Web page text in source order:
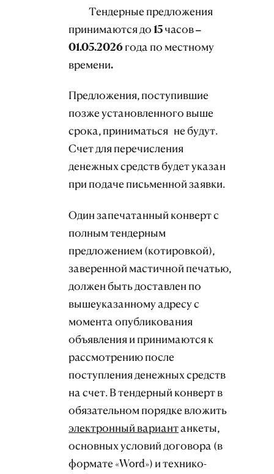
Тендерные предложения
принимаются до 15 часов –
01.05.2026 года по местному
времени.
Предложения, поступившие
позже установленного выше
срока, приниматься не будут.
Счет для перечисления
денежных средств будет указан
при подаче письменной заявки.
Один запечатанный конверт с
полным тендерным
предложением (котировкой),
заверенной мастичной печатью,
должен быть доставлен по
вышеуказанному адресу с
момента опубликования
объявления и принимаются к
рассмотрению после
поступления денежных средств
на счет. В тендерный конверт в
обязательном порядке вложить
электронный вариантанкеты,
основных условий договора (в
формате «Word») и технико-